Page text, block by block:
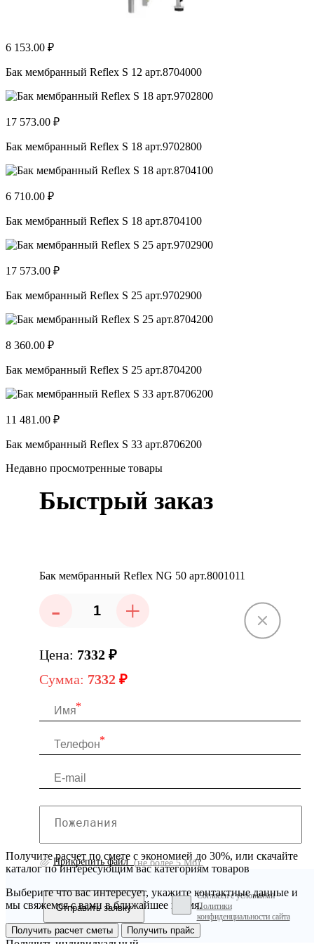
6 153.00 ₽
Бак мембранный Reflex S 12 арт.8704000
17 573.00 ₽
Бак мембранный Reflex S 18 арт.9702800
6 710.00 ₽
Бак мембранный Reflex S 18 арт.8704100
17 573.00 ₽
Бак мембранный Reflex S 25 арт.9702900
8 360.00 ₽
Бак мембранный Reflex S 25 арт.8704200
11 481.00 ₽
Бак мембранный Reflex S 33 арт.8706200
Недавно просмотренные товары
Быстрый заказ
Бак мембранный Reflex NG 50 арт.8001011
- +
Цена: 7332 ₽
Сумма: 7332 ₽
Прикрепить файл(не более 5 Мб)
Согласен с условиями
Политики
конфиденциальности сайта
Получите расчет по смете с экономией до 30%, или скачайте
каталог по интересующим вас категориям товаров
Выберите что вас интересует, укажите контактные данные и
мы свяжемся с вами в ближайшее время.
Получить расчет сметы Получить прайс